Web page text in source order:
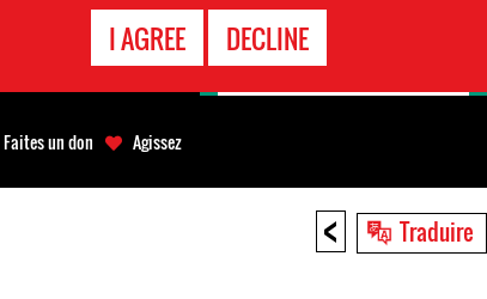
I AGREE DECLINE
< Traduire
Faites un don Agissez
D'URGENCE